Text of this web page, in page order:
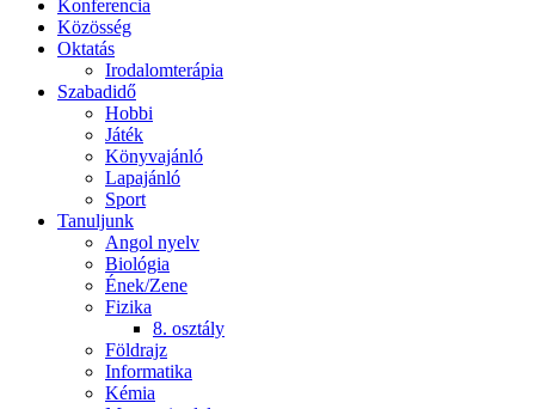
Konferencia
Közösség
Oktatás
Irodalomterápia
Szabadidő
Hobbi
Játék
Könyvajánló
Lapajánló
Sport
Tanuljunk
Angol nyelv
Biológia
Ének/Zene
Fizika
8. osztály
Földrajz
Informatika
Kémia